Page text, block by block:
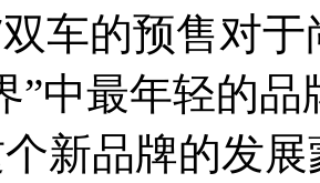
车的预售对
”中最年轻的
新品牌的发